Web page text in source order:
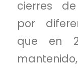
cierres
por
que en